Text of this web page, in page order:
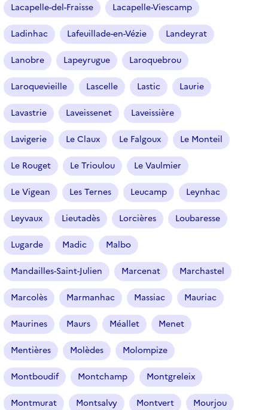
Lacapelle-del-Fraisse Lacapelle-Viescamp
Ladinhac Lafeuillade-en-Vézie Landeyrat
Lanobre Lapeyrugue Laroquebrou
Laroquevieille Lascelle Lastic Laurie
Lavastrie Laveissenet Laveissière
Lavigerie Le Claux Le Falgoux Le Monteil
Le Rouget Le Trioulou Le Vaulmier
Le Vigean Les Ternes Leucamp Leynhac
Leyvaux Lieutadès Lorcières Loubaresse
Lugarde Madic Malbo
Mandailles-Saint-Julien Marcenat Marchastel
Marcolès Marmanhac Massiac Mauriac
Maurines Maurs Méallet Menet
Mentières Molèdes Molompize
Montboudif Montchamp Montgreleix
Montmurat Montsalvy Montvert Mourjou